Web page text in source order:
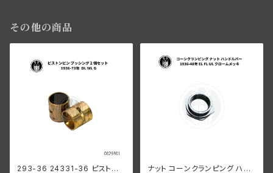
その他の商品
293-36 24331-36 ピストン
ナット コーンクランピング ハン